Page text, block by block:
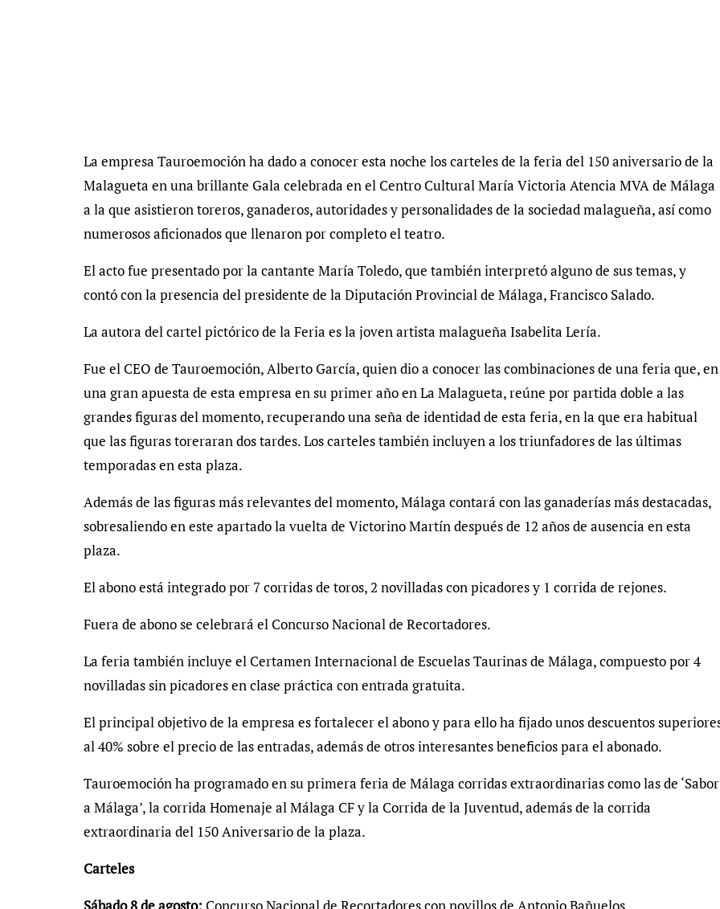
La empresa Tauroemoción ha dado a conocer esta noche los carteles de la feria del 150 aniversario de la
Malagueta en una brillante Gala celebrada en el Centro Cultural María Victoria Atencia MVA de Málaga
a la que asistieron toreros, ganaderos, autoridades y personalidades de la sociedad malagueña, así como
numerosos aficionados que llenaron por completo el teatro.
El acto fue presentado por la cantante María Toledo, que también interpretó alguno de sus temas, y
contó con la presencia del presidente de la Diputación Provincial de Málaga, Francisco Salado.
La autora del cartel pictórico de la Feria es la joven artista malagueña Isabelita Lería.
Fue el CEO de Tauroemoción, Alberto García, quien dio a conocer las combinaciones de una feria que, en
una gran apuesta de esta empresa en su primer año en La Malagueta, reúne por partida doble a las
grandes figuras del momento, recuperando una seña de identidad de esta feria, en la que era habitual
que las figuras toreraran dos tardes. Los carteles también incluyen a los triunfadores de las últimas
temporadas en esta plaza.
Además de las figuras más relevantes del momento, Málaga contará con las ganaderías más destacadas,
sobresaliendo en este apartado la vuelta de Victorino Martín después de 12 años de ausencia en esta
plaza.
El abono está integrado por 7 corridas de toros, 2 novilladas con picadores y 1 corrida de rejones.
Fuera de abono se celebrará el Concurso Nacional de Recortadores.
La feria también incluye el Certamen Internacional de Escuelas Taurinas de Málaga, compuesto por 4
novilladas sin picadores en clase práctica con entrada gratuita.
El principal objetivo de la empresa es fortalecer el abono y para ello ha fijado unos descuentos
al 40% sobre el precio de las entradas, además de otros interesantes beneficios para el abonado.
Tauroemoción ha programado en su primera feria de Málaga corridas extraordinarias como las de ‘Sabor
a Málaga’, la corrida Homenaje al Málaga CF y la Corrida de la Juventud, además de la corrida
extraordinaria del 150 Aniversario de la plaza.
Carteles
Sábado 8 de agosto: Concurso Nacional de Recortadores con novillos de Antonio Bañuelos.